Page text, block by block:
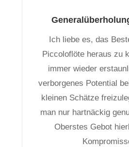
Ich liebe es, das
Piccoloflöte heraus zu
immer wieder
verborgenes Potential
kleinen Schätze
man nur hartnäckig
Oberstes Gebot